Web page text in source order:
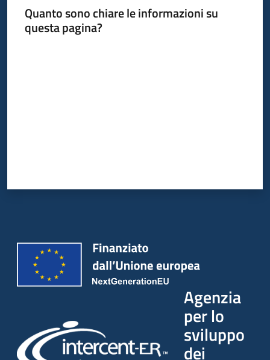
Quanto sono chiare le informazioni su
questa pagina?
Agenzia
per lo
sviluppo
dei